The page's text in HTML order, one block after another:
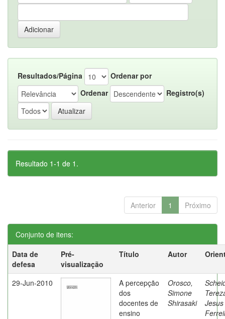
Resultados/Página
Ordenar por
Ordenar
Registro(s)
Resultado 1-1 de 1.
Anterior 1 Próximo
Conjunto de itens:
Data de
defesa
Pré-
visualização
Título Autor
29-Jun-2010
A percepção
dos
docentes de
ensino
Orosco,
Simone
Shirasaki
Jesus